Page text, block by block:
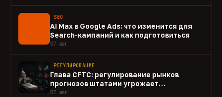
SEO
AI Max в Google Ads: что изменится для
Search-кампаний и как подготовиться
07 авг
РЕГУЛИРОВАНИЕ
Глава CFTC: регулирование рынков
прогнозов штатами угрожает
федеральному рынку
07 авг